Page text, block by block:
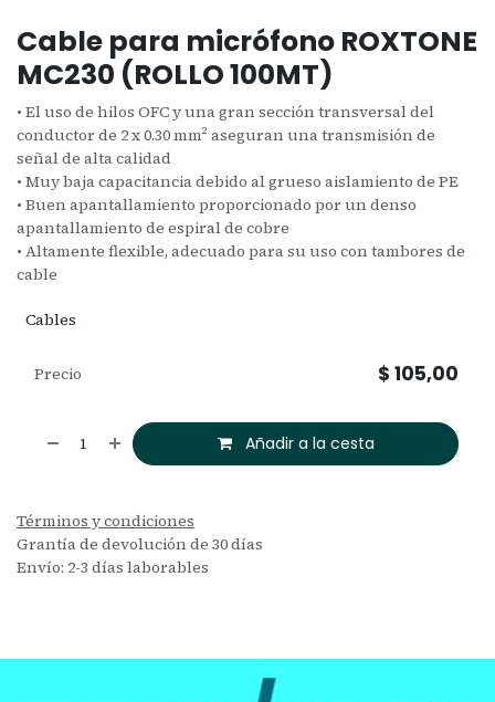
Cable para micrófono ROXTONE
MC230 (ROLLO 100MT)
• El uso de hilos OFC y una gran sección transversal del
conductor de 2 x 0.30 mm² aseguran una transmisión de
señal de alta calidad
• Muy baja capacitancia debido al grueso aislamiento de PE
• Buen apantallamiento proporcionado por un denso
apantallamiento de espiral de cobre
• Altamente flexible, adecuado para su uso con tambores de
cable
Cables
Añadir a la cesta
Precio $ 105,00
Términos y condiciones
Grantía de devolución de 30 días
Envío: 2-3 días laborables